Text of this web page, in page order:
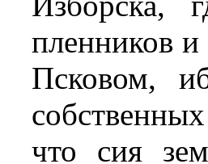
пленников
Псковом,
что сия